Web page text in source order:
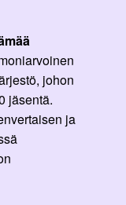
johon
jäsentä.
ja